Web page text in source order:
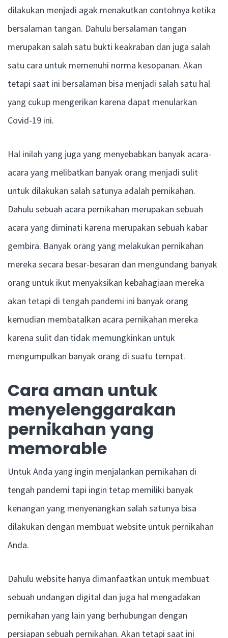
dilakukan menjadi agak menakutkan contohnya ketika
bersalaman tangan. Dahulu bersalaman tangan
merupakan salah satu bukti keakraban dan juga salah
satu cara untuk memenuhi norma kesopanan. Akan
tetapi saat ini bersalaman bisa menjadi salah satu hal
yang cukup mengerikan karena dapat menularkan
Covid-19 ini.
Hal inilah yang juga yang menyebabkan banyak acara-
acara yang melibatkan banyak orang menjadi sulit
untuk dilakukan salah satunya adalah pernikahan.
Dahulu sebuah acara pernikahan merupakan sebuah
acara yang diminati karena merupakan sebuah kabar
gembira. Banyak orang yang melakukan pernikahan
mereka secara besar-besaran dan mengundang banyak
orang untuk ikut menyaksikan kebahagiaan mereka
akan tetapi di tengah pandemi ini banyak orang
kemudian membatalkan acara pernikahan mereka
karena sulit dan tidak memungkinkan untuk
mengumpulkan banyak orang di suatu tempat.
Cara aman untuk
menyelenggarakan
pernikahan yang
memorable
Untuk Anda yang ingin menjalankan pernikahan di
tengah pandemi tapi ingin tetap memiliki banyak
kenangan yang menyenangkan salah satunya bisa
dilakukan dengan membuat website untuk pernikahan
Anda.
Dahulu website hanya dimanfaatkan untuk membuat
sebuah undangan digital dan juga hal mengadakan
pernikahan yang lain yang berhubungan dengan
persiapan sebuah pernikahan. Akan tetapi saat ini